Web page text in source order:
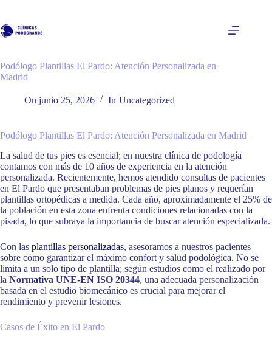
contenido
Podólogo Plantillas El Pardo: Atención Personalizada en
Madrid
On junio 25, 2026 In Uncategorized
Podólogo Plantillas El Pardo: Atención Personalizada en Madrid
La salud de tus pies es esencial; en nuestra clínica de podología
contamos con más de 10 años de experiencia en la atención
personalizada. Recientemente, hemos atendido consultas de pacientes
en El Pardo que presentaban problemas de pies planos y requerían
plantillas ortopédicas a medida. Cada año, aproximadamente el 25% de
la población en esta zona enfrenta condiciones relacionadas con la
pisada, lo que subraya la importancia de buscar atención especializada.
Con las plantillas personalizadas, asesoramos a nuestros pacientes
sobre cómo garantizar el máximo confort y salud podológica. No se
limita a un solo tipo de plantilla; según estudios como el realizado por
la Normativa UNE-EN ISO 20344, una adecuada personalización
basada en el estudio biomecánico es crucial para mejorar el
rendimiento y prevenir lesiones.
Casos de Éxito en El Pardo